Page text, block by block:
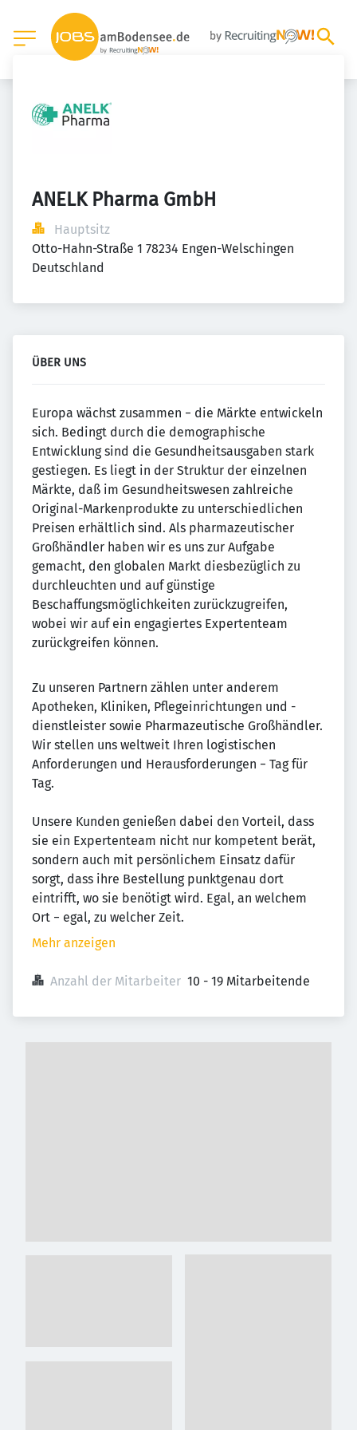
ANELK Pharma GmbH
Hauptsitz
Otto-Hahn-Straße 1 78234 Engen-Welschingen
Deutschland
ÜBER UNS
Europa wächst zusammen − die Märkte entwickeln
sich. Bedingt durch die demographische
Entwicklung sind die Gesund­heits­ausgaben stark
gestiegen. Es liegt in der Struktur der einzelnen
Märkte, daß im Gesundheitswesen zahlreiche
Original-Markenprodukte zu unterschiedlichen
Preisen erhältlich sind. Als pharmazeutischer
Großhändler haben wir es uns zur Aufgabe
gemacht, den globalen Markt diesbezüglich zu
durchleuchten und auf günstige
Beschaffungsmöglichkeiten zurückzugreifen,
wobei wir auf ein engagiertes Expertenteam
zurückgreifen können.
Zu unseren Partnern zählen unter anderem
Apotheken, Kliniken, Pflegeinrichtungen und -
dienstleister sowie Pharmazeu­tische Groß­händler.
Wir stellen uns weltweit Ihren logistischen
Anforderungen und Heraus­forderungen − Tag für
Tag.
Unsere Kunden genießen dabei den Vorteil, dass
sie ein Expertenteam nicht nur kompetent berät,
sondern auch mit persönlichem Einsatz dafür
sorgt, dass ihre Bestellung punktgenau dort
eintrifft, wo sie benötigt wird. Egal, an welchem
Ort − egal, zu welcher Zeit.
Mehr anzeigen
Anzahl der Mitarbeiter 10 - 19 Mitarbeitende